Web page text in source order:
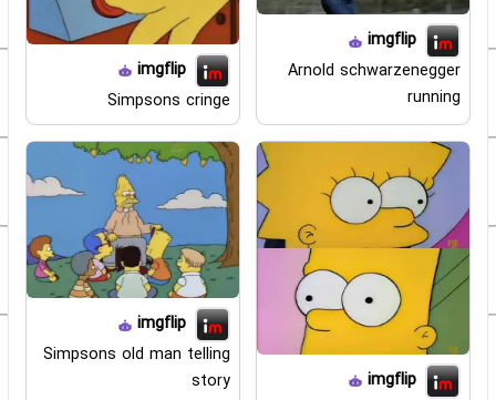
imgflip
Arnold schwarzenegger
running
imgflip
Simpsons cringe
imgflip
imgflip
Simpsons old man telling
story